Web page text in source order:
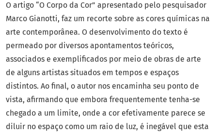
O artigo “O Corpo da Cor” apresentado pelo pesquisador
Marco Gianotti, faz um recorte sobre as cores químicas na
arte contemporânea. O desenvolvimento do texto é
permeado por diversos apontamentos teóricos,
associados e exemplificados por meio de obras de arte
de alguns artistas situados em tempos e espaços
distintos. Ao final, o autor nos encaminha seu ponto de
vista, afirmando que embora frequentemente tenha-se
chegado a um limite, onde a cor efetivamente parece se
diluir no espaço como um raio de luz, é inegável que esta